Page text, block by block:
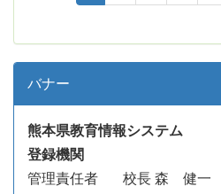
バナー
熊本県教育情報システム
登録機関
管理責任者 校長 森 健一